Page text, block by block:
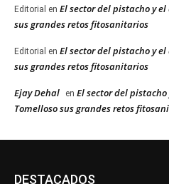
Editorial en El sector del pistacho y
sus grandes retos fitosanitarios
Editorial en El sector del pistacho y
sus grandes retos fitosanitarios
Ejay Dehal en El sector del
Tomelloso sus grandes retos
DESTACADOS